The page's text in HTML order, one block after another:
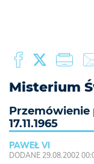
Misterium
Przemówienie
17.11.1965
PAWEŁ VI
DODANE 29.08.2002